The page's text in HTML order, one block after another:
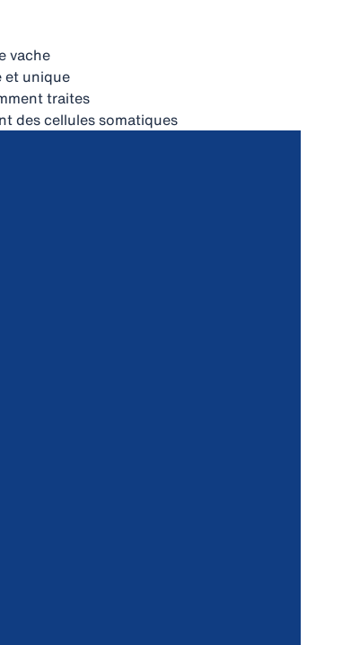
vache
et unique
traites
des cellules somatiques